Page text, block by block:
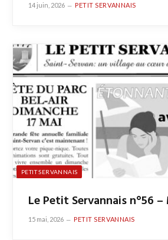
14 juin, 2026 PETIT SERVANNAIS
PETIT SERVANNAIS
Le Petit Servannais n°56
15 mai, 2026 PETIT SERVANNAIS